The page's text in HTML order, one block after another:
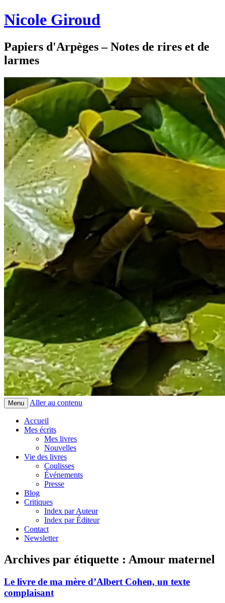
Nicole Giroud
Papiers d'Arpèges – Notes de rires et de
larmes
Menu Aller au contenu
Accueil
Mes écrits
Mes livres
Nouvelles
Vie des livres
Coulisses
Événements
Presse
Blog
Critiques
Index par Auteur
Index par Éditeur
Contact
Newsletter
Archives par étiquette : Amour maternel
Le livre de ma mère d’Albert Cohen, un texte
complaisant